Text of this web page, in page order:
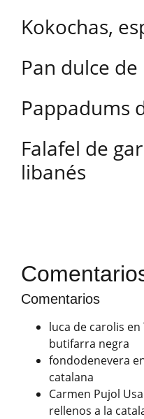
Kokochas,
Pan dulce
Pappadums
Falafel de
libanés
Comentarios
luca de carolis en
butifarra negra
fondodenevera
catalana
Carmen Pujol
rellenos a la